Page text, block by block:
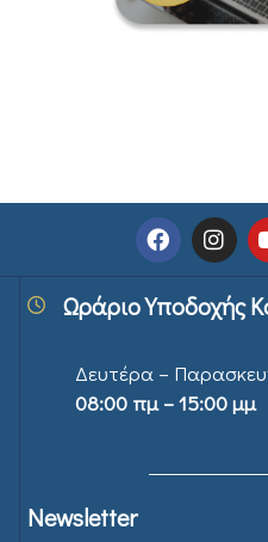
Ωράριο Υποδοχής
Δευτέρα –
08:00 πμ – 15:00 μμ
Newsletter